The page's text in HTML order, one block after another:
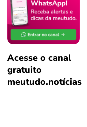
Acesse o canal
gratuito
meutudo.notícias